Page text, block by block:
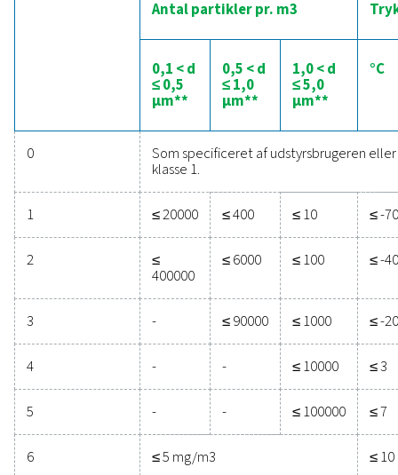
hvor fugt kan påvirke produktkvaliteten alvorligt eller
frysning i pneumatiske styringer.
Olieindholdet i trykluft omfatter både flydende og
produktkvaliteten, beskadige udstyr og udgøre
Standarden specificerer klasser baseret på
olie (herunder olieaerosol, damp og væske) målt i
kubikmeter. For eksempel repræsenterer klasse 0 det
renhedsniveau med det laveste olieindhold, hvilket er
for industrier som medicinal- og
selv spormængder af olie kan være uacceptable.
Ved at overholde disse detaljerede specifikationer i hver
kategori kan industrier sikre, at deres trykluftsystemer
de højeste standarder for renhed og effektivitet, som
ISO 8573-1. Denne overholdelse handler ikke kun om
overholdelse; det er en forpligtelse til kvalitet,
driftsoptimering.